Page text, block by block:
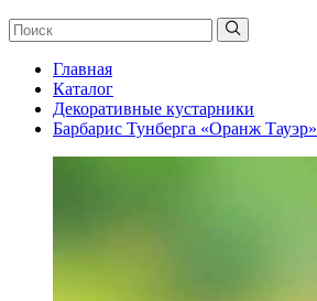
Главная
Каталог
Декоративные кустарники
Барбарис Тунберга «Оранж Тауэр»